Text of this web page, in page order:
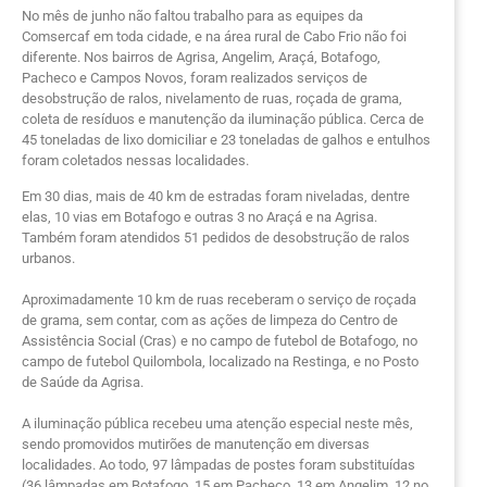
No mês de junho não faltou trabalho para as equipes da
Comsercaf em toda cidade, e na área rural de Cabo Frio não foi
diferente. Nos bairros de Agrisa, Angelim, Araçá, Botafogo,
Pacheco e Campos Novos, foram realizados serviços de
desobstrução de ralos, nivelamento de ruas, roçada de grama,
coleta de resíduos e manutenção da iluminação pública. Cerca de
45 toneladas de lixo domiciliar e 23 toneladas de galhos e entulhos
foram coletados nessas localidades.
Em 30 dias, mais de 40 km de estradas foram niveladas, dentre
elas, 10 vias em Botafogo e outras 3 no Araçá e na Agrisa.
Também foram atendidos 51 pedidos de desobstrução de ralos
urbanos.
Aproximadamente 10 km de ruas receberam o serviço de roçada
de grama, sem contar, com as ações de limpeza do Centro de
Assistência Social (Cras) e no campo de futebol de Botafogo, no
campo de futebol Quilombola, localizado na Restinga, e no Posto
de Saúde da Agrisa.
A iluminação pública recebeu uma atenção especial neste mês,
sendo promovidos mutirões de manutenção em diversas
localidades. Ao todo, 97 lâmpadas de postes foram substituídas